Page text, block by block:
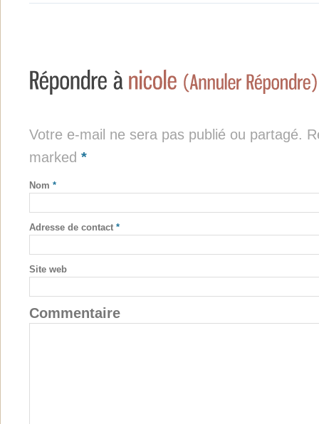
Votre e-mail ne sera pas publié ou partagé.
marked *
Nom *
Adresse de contact *
Site web
Commentaire